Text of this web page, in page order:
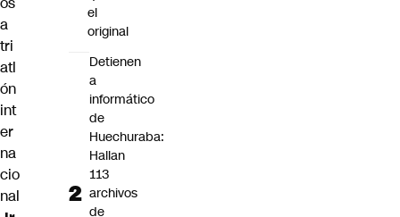
a
tri
atl
ón
int
er
na
cio
nal
el
original
Detienen
a
informático
de
Huechuraba:
Hallan
113
archivos
de